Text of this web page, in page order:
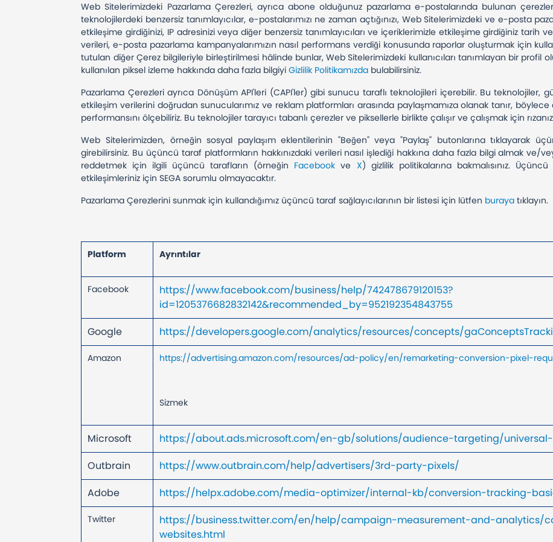
Web Sitelerimizdeki Pazarlama Çerezleri, ayrıca abone olduğunuz pazarlama e-postalarında bulunan
teknolojilerdeki benzersiz tanımlayıcılar, e-postalarımızı ne zaman açtığınızı, Web Sitelerimizdeki ve e-posta
etkileşime girdiğinizi, IP adresinizi veya diğer benzersiz tanımlayıcıları ve içeriklerimizle etkileşime girdiğiniz tarih
verileri, e-posta pazarlama kampanyalarımızın nasıl performans verdiği konusunda raporlar oluşturmak için
tutulan diğer Çerez bilgileriyle birleştirilmesi hâlinde bunlar, Web Sitelerimizdeki kullanıcıları tanımlayan bir profil
kullanılan piksel izleme hakkında daha fazla bilgiyiGizlilik Politikamızda bulabilirsiniz.
Pazarlama Çerezleri ayrıca Dönüşüm API'leri (CAPI'ler) gibi sunucu taraflı teknolojileri içerebilir. Bu teknolojiler,
etkileşim verilerini doğrudan sunucularımız ve reklam platformları arasında paylaşmamıza olanak tanır,
performansını ölçebiliriz. Bu teknolojiler tarayıcı tabanlı çerezler ve piksellerle birlikte çalışır ve çalışmak için
Web Sitelerimizden, örneğin sosyal paylaşım eklentilerinin "Beğen" veya "Paylaş" butonlarına tıklayarak
girebilirsiniz. Bu üçüncü taraf platformların hakkınızdaki verileri nasıl işlediği hakkına daha fazla bilgi almak ve/
reddetmek için ilgili üçüncü tarafların (örneğin Facebook ve X) gizlilik politikalarına bakmalısınız.
etkileşimleriniz için SEGA sorumlu olmayacaktır.
Pazarlama Çerezlerini sunmak için kullandığımız üçüncü taraf sağlayıcılarının bir listesi için lütfen buraya tıklayın.
Platform Ayrıntılar
Facebook
https://www.facebook.com/business/help/742478679120153?
id=1205376682832142&recommended_by=952192354843755
Google
https://developers.google.com/analytics/resources/concepts/
Amazon https://advertising.amazon.com/resources/ad-policy/en/remarketing-conversion-pixel-
Sizmek
Microsoft
https://about.ads.microsoft.com/en-gb/solutions/audience-targeting/
Outbrain
https://www.outbrain.com/help/advertisers/3rd-party-pixels/
Adobe
https://helpx.adobe.com/media-optimizer/internal-kb/conversion-tracking-
Twitter
https://business.twitter.com/en/help/campaign-measurement-and-analytics/
websites.html